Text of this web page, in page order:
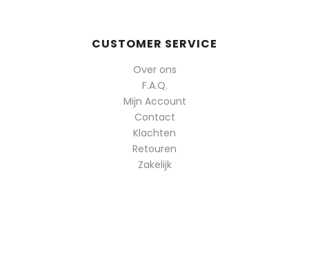
CUSTOMER SERVICE
Over ons
F.A.Q.
Mijn Account
Contact
Klachten
Retouren
Zakelijk